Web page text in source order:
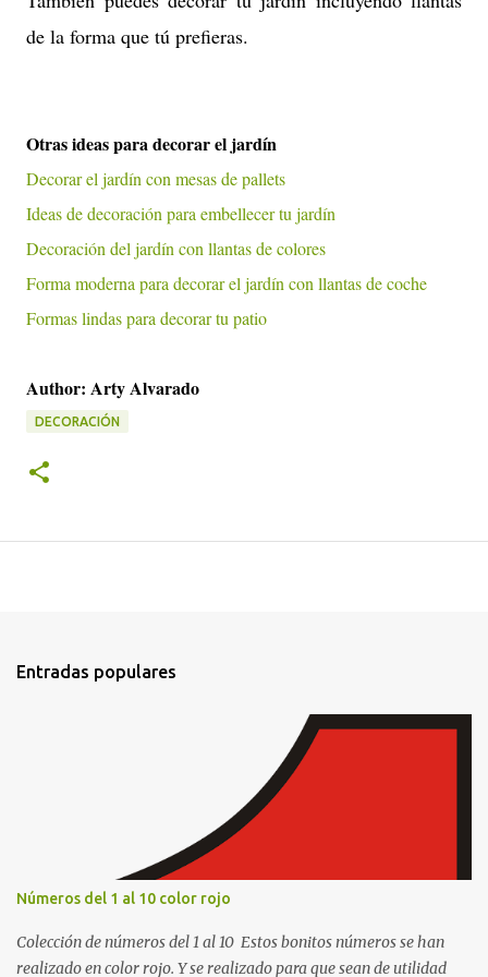
de la forma que tú prefieras.
Otras ideas para decorar el jardín
Decorar el jardín con mesas de pallets
Ideas de decoración para embellecer tu jardín
Decoración del jardín con llantas de colores
Forma moderna para decorar el jardín con llantas de coche
Formas lindas para decorar tu patio
Author: Arty Alvarado
DECORACIÓN
Entradas populares
Números del 1 al 10 color rojo
Colección de números del 1 al 10 Estos bonitos números se han
realizado en color rojo. Y se realizado para que sean de utilidad